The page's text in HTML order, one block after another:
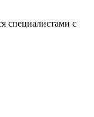
специалистами с